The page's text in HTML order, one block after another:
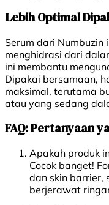
Lebih Optimal
Serum dari Numbuzin
menghidrasi dari
ini membantu
Dipakai bersamaan,
maksimal, terutama
atau yang sedang
FAQ: Pertanyaan
Apakah produk
Cocok banget!
dan skin barrier,
berjerawat